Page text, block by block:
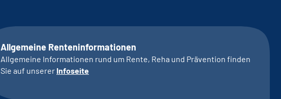
Allgemeine Renteninformationen
Allgemeine Informationen rund um Rente, Reha und Prävention finden
Sie auf unserer Infoseite